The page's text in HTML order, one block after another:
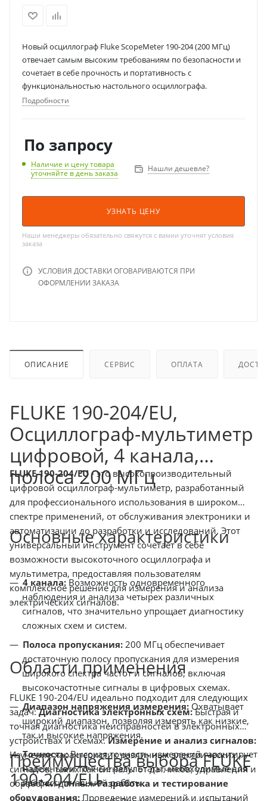
Новый осциллограф Fluke ScopeMeter 190-204 (200 МГц)
отвечает самым высоким требованиям по безопасности и
сочетает в себе прочность и портативность с
функциональностью настольного осциллографа.
Подробности
По запросу
Наличие и цену товара
уточняйте в день заказа
Нашли дешевле?
УЗНАТЬ ЦЕНУ
Наши менеджеры обязательно свяжутся с вамии уточнят условия
заказа
УСЛОВИЯ ДОСТАВКИ ОГОВАРИВАЮТСЯ ПРИ
ОФОРМЛЕНИИ ЗАКАЗА
ОПИСАНИЕ СЕРВИС ОПЛАТА
FLUKE 190-204/EU,
Осциллограф-мультиметр
цифровой, 4 канала,
полоса 200 МГц
FLUKE 190-204/EU- это высокопроизводительный
цифровой осциллограф-мультиметр, разработанный
для профессионального использования в широком
спектре применений, от обслуживания электроники и
автоматизации до разработки и исследований. Этот
универсальный инструмент сочетает в себе
возможности высокоточного осциллографа и
мультиметра, предоставляя пользователям
комплексное решение для измерения и анализа
электрических сигналов.
Основные характеристики
4 канала: Возможность одновременного
наблюдения и анализа четырех различных
сигналов, что значительно упрощает диагностику
сложных схем и систем.
Полоса пропускания: 200 МГц обеспечивает
достаточную полосу пропускания для измерения
широкого спектра частот и сигналов, включая
высокочастотные сигналы в цифровых схемах.
Диапазон напряжения измерения: Охватывает
широкий диапазон, позволяя измерять как низкие,
так и высокие напряжения.
Точность:Высокая точность измерений гарантирует
надежные и точные результаты, необходимые для
профессиональной работы.
Области применения
FLUKE 190-204/EU идеально подходит для следующих
задач:Диагностика электронных схем:Быстрая и
точная диагностика неисправностей в электронных
устройствах и схемах.Измерение и анализ сигналов:
Изучение характеристик различных электрических
сигналов, таких как сигналы от датчиков, управления и
обработки данных.Разработка и тестирование
оборудования:Проведение измерений и испытаний
Преимущества выбора FLUKE
190-204/EU